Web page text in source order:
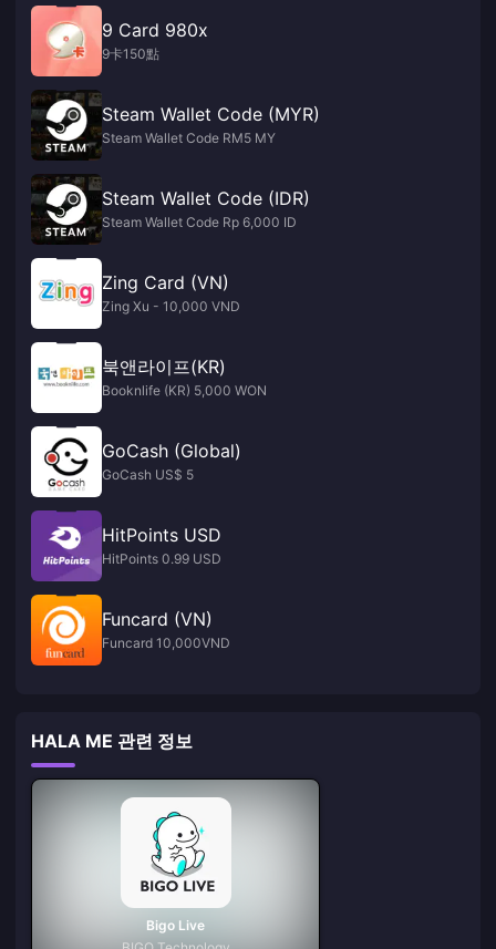
9 Card 980x
9卡150點
Steam Wallet Code (MYR)
Steam Wallet Code RM5 MY
Steam Wallet Code (IDR)
Steam Wallet Code Rp 6,000 ID
Zing Card (VN)
Zing Xu - 10,000 VND
북앤라이프(KR)
Booknlife (KR) 5,000 WON
GoCash (Global)
GoCash US$ 5
HitPoints USD
HitPoints 0.99 USD
Funcard (VN)
Funcard 10,000VND
HALA ME 관련 정보
Bigo Live